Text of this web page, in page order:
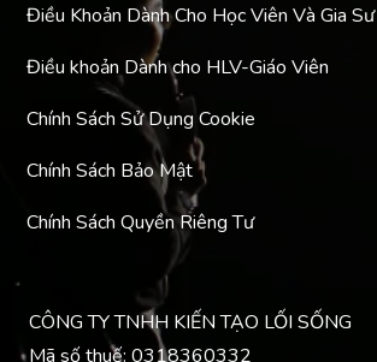
Điều Khoản Dành Cho Học Viên Và Gia
Điều khoản Dành cho HLV-Giáo Viên
Chính Sách Sử Dụng Cookie
Chính Sách Bảo Mật
Chính Sách Quyền Riêng Tư
CÔNG TY TNHH KIẾN TẠO LỐI SỐNG
Mã số thuế: 0318360332